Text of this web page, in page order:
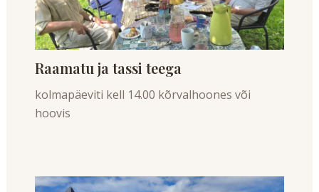
Raamatu ja tassi teega
kolmapäeviti kell 14.00 kõrvalhoones või
hoovis